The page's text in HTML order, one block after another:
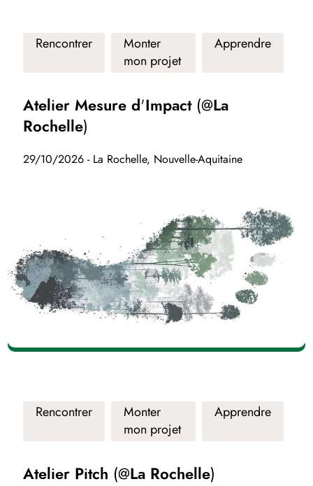
Rencontrer
Monter
mon projet
Apprendre
Atelier Mesure d'Impact (@La
Rochelle)
29/10/2026 - La Rochelle, Nouvelle-Aquitaine
Rencontrer
Monter
mon projet
Apprendre
Atelier Pitch (@La Rochelle)